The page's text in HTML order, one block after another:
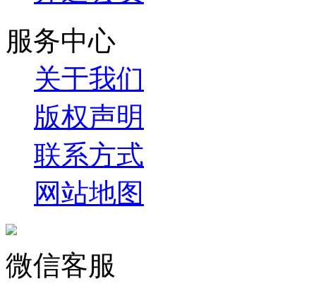
服务中心
关于我们
版权声明
联系方式
网站地图
微信客服